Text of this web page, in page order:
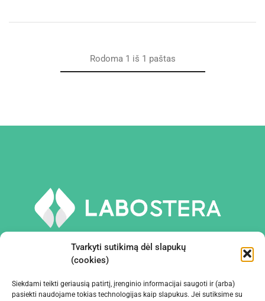
Tvarkyti sutikimą dėl slapukų
(cookies)
Siekdami teikti geriausią patirtį, įrenginio informacijai saugoti ir (arba)
pasiekti naudojame tokias technologijas kaip slapukus. Jei sutiksime su
Rodoma1 iš 1 paštas
PRIEMONĖS IR ĮRANGA